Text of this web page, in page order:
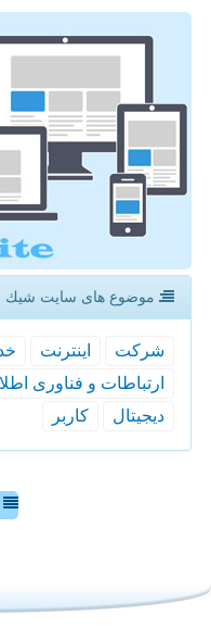
موضوع های سایت شیك
شركت اینترنت
ارتباطات و فناوری
دیجیتال
كاربر